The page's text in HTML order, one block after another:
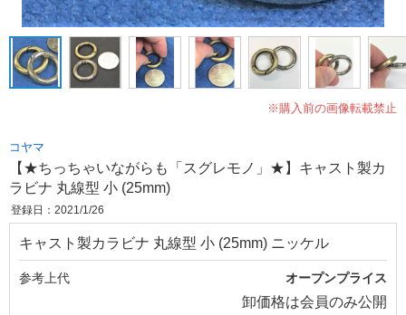
※購入前の画像転載禁止
コヤマ
【★ちっちゃいながらも「スグレモノ」★】キャスト製カ
ラビナ 丸線型 小 (25mm)
登録日：2021/1/26
キャスト製カラビナ 丸線型 小 (25mm) ニッケル
参考上代 オープンプライス
卸価格は会員のみ公開